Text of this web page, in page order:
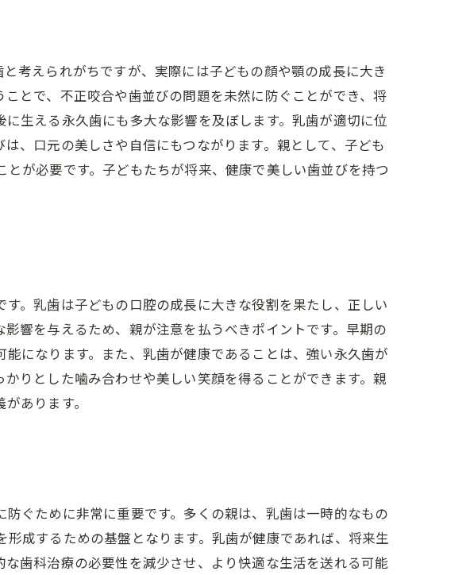
考えられがちですが、実際には子どもの顔や顎の成長に大き
とで、不正咬合や歯並びの問題を未然に防ぐことができ、将
生える永久歯にも多大な影響を及ぼします。乳歯が適切に位
、口元の美しさや自信にもつながります。親として、子ども
が必要です。子どもたちが将来、健康で美しい歯並びを持つ
。乳歯は子どもの口腔の成長に大きな役割を果たし、正しい
響を与えるため、親が注意を払うべきポイントです。早期の
になります。また、乳歯が健康であることは、強い永久歯が
りとした噛み合わせや美しい笑顔を得ることができます。親
あります。
ぐために非常に重要です。多くの親は、乳歯は一時的なもの
成するための基盤となります。乳歯が健康であれば、将来生
歯科治療の必要性を減少させ、より快適な生活を送れる可能